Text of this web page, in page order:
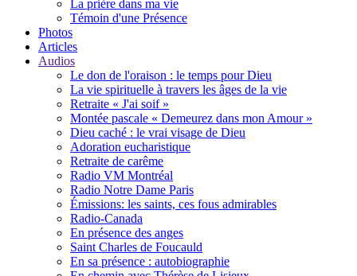
La prière dans ma vie
Témoin d'une Présence
Photos
Articles
Audios
Le don de l'oraison : le temps pour Dieu
La vie spirituelle à travers les âges de la vie
Retraite « J'ai soif »
Montée pascale « Demeurez dans mon Amour »
Dieu caché : le vrai visage de Dieu
Adoration eucharistique
Retraite de carême
Radio VM Montréal
Radio Notre Dame Paris
Émissions: les saints, ces fous admirables
Radio-Canada
En présence des anges
Saint Charles de Foucauld
En sa présence : autobiographie